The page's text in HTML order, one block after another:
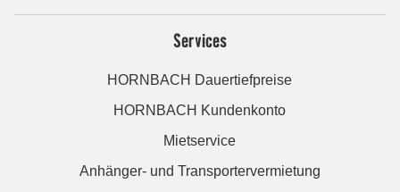
Services
HORNBACH Dauertiefpreise
HORNBACH Kundenkonto
Mietservice
Anhänger- und Transportervermietung